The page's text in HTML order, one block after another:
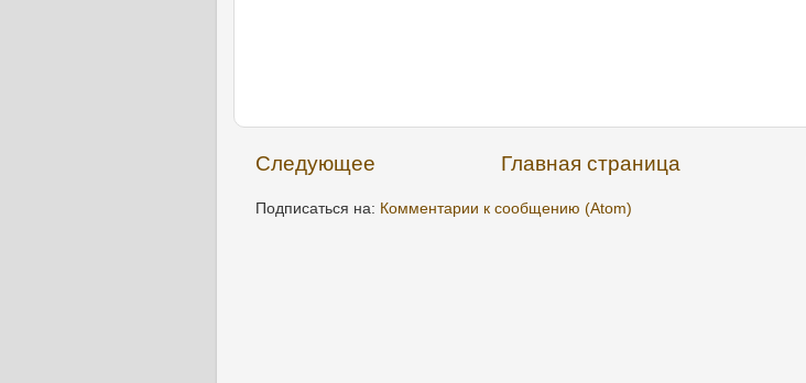
Следующее Главная страница
Подписаться на: Комментарии к сообщению (Atom)